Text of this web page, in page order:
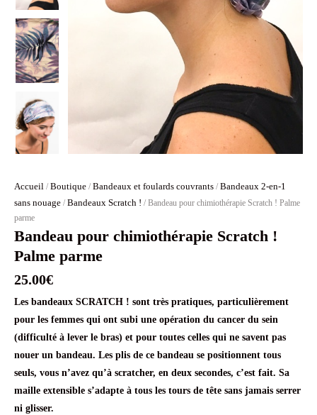
Accueil / Boutique / Bandeaux et foulards couvrants / Bandeaux 2-en-1
sans nouage / Bandeaux Scratch ! / Bandeau pour chimiothérapie Scratch ! Palme
parme
Bandeau pour chimiothérapie Scratch !
Palme parme
25.00€
Les bandeaux SCRATCH ! sont très pratiques, particulièrement
pour les femmes qui ont subi une opération du cancer du sein
(difficulté à lever le bras) et pour toutes celles qui ne savent pas
nouer un bandeau. Les plis de ce bandeau se positionnent tous
seuls, vous n’avez qu’à scratcher, en deux secondes, c’est fait. Sa
maille extensible s’adapte à tous les tours de tête sans jamais serrer
ni glisser.